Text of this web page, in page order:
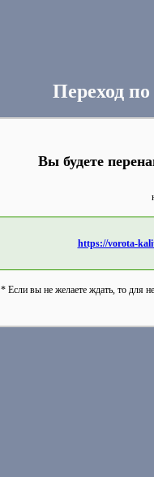
Переход
Вы будете
https://vorota-
* Если вы не желаете ждать, то для